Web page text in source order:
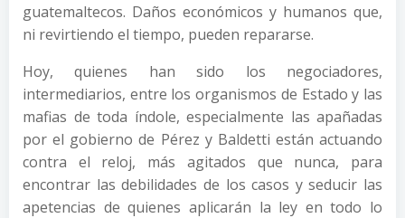
guatemaltecos. Daños económicos y humanos que,
ni revirtiendo el tiempo, pueden repararse.
Hoy, quienes han sido los negociadores,
intermediarios, entre los organismos de Estado y las
mafias de toda índole, especialmente las apañadas
por el gobierno de Pérez y Baldetti están actuando
contra el reloj, más agitados que nunca, para
encontrar las debilidades de los casos y seducir las
apetencias de quienes aplicarán la ley en todo lo